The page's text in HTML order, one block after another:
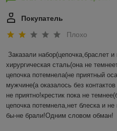
Покупатель
Плохо
Заказали набор(цепочка,браслет и
хирургическая сталь(она не
цепочка потемнела(не приятный
мужчине(а оказалось без
не приятно!крестик пока не
цепочка потемнела,нет блеска и
бы-не брали!Одним словом обман!